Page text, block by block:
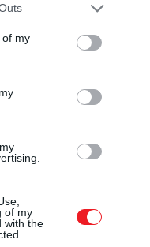
one or more Google
You may click to
its third-party tags to
in below Google
of my
of my
with the
az egészet egy
szem áfonyát,
30 percig
aranyszínű, a
hűlni, majd